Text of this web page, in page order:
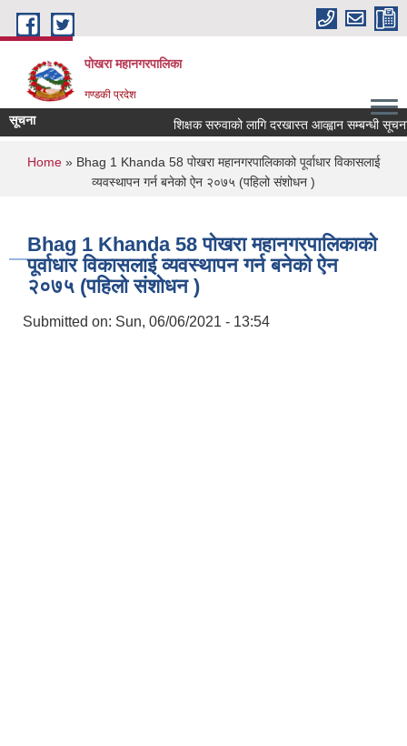
Skip to main content
पोखरा महानगरपालिका
गण्डकी प्रदेश
सूचना शिक्षक सरुवाको लागि दरखास्त आव्ह्वान सम्बन्धी सूचना
You are here
Home» Bhag 1 Khanda 58 पोखरा महानगरपालिकाको पूर्वाधार विकासलाई
व्यवस्थापन गर्न बनेको ऐन २०७५ (पहिलो संशोधन )
Bhag 1 Khanda 58 पोखरा महानगरपालिकाको
पूर्वाधार विकासलाई व्यवस्थापन गर्न बनेको ऐन
२०७५ (पहिलो संशोधन )
Submitted on: Sun, 06/06/2021 - 13:54